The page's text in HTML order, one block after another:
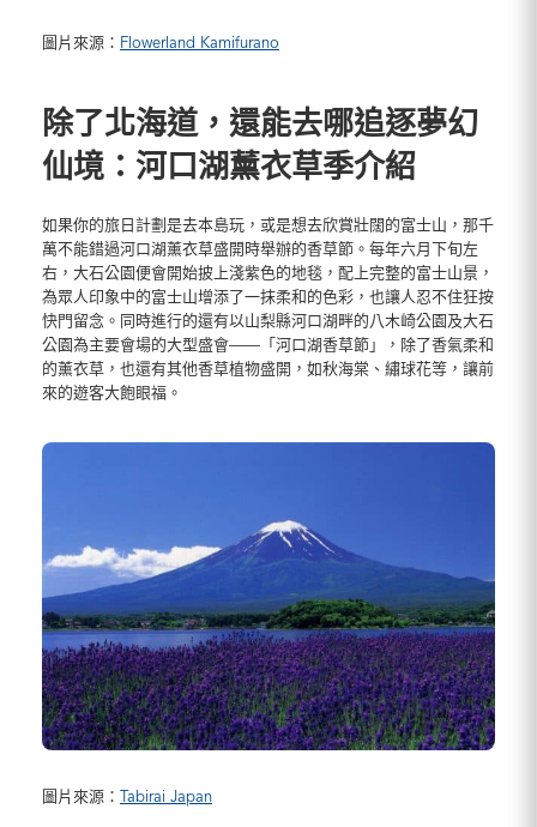
圖片來源： Flowerland Kamifurano
除了北海道，還能去哪追逐夢幻
仙境 ： 河口湖薰衣草季介紹
如果你的旅日計劃是去本島玩，或是想去欣賞壯闊的富士山，那千
萬不能錯過河口湖薰衣草盛開時舉辦的香草節。每年六月下旬左
右，大石公園便會開始披上淺紫色的地毯，配上完整的富士山景，
為眾人印象中的富士山增添了一抹柔和的色彩，也讓人忍不住狂按
快門留念。同時進行的還有以山梨縣河口湖畔的八木崎公園及大石
公園為主要會場的大型盛會——「河口湖香草節」，除了香氣柔和
的薰衣草，也還有其他香草植物盛開，如秋海棠、繡球花等，讓前
來的遊客大飽眼福。
圖片來源： Tabirai Japan